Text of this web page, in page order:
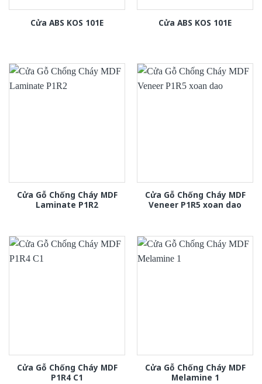
Cửa ABS KOS 101E Cửa ABS KOS 101E
Cửa Gỗ Chống Cháy MDF
Laminate P1R2
Cửa Gỗ Chống Cháy MDF
Veneer P1R5 xoan dao
Cửa Gỗ Chống Cháy MDF
P1R4 C1
Cửa Gỗ Chống Cháy MDF
Melamine 1